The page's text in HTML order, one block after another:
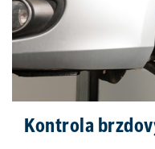
Kontrola